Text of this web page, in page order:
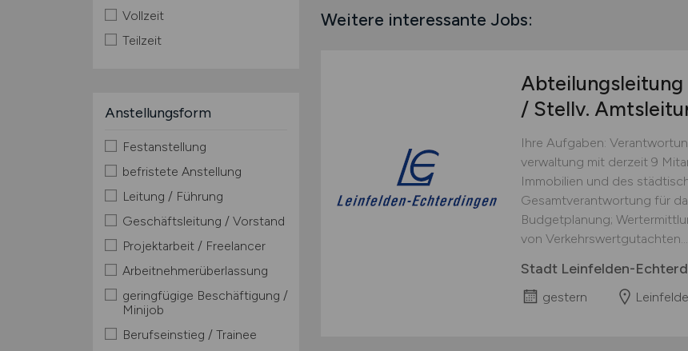
Vollzeit
Teilzeit
Anstellungsform
Festanstellung
befristete Anstellung
Leitung / Führung
Geschäftsleitung / Vorstand
Projektarbeit / Freelancer
Arbeitnehmerüberlassung
geringfügige Beschäftigung /
Minijob
Berufseinstieg / Trainee
Weitere interessante Jobs:
/ Stellv.
Ihre Aufgaben:
verwaltung mit derzeit 9
Immobilien und des
Gesamtverantwortung für
Budget­planung;
von Verkehrswert­gutachten...
Stadt Leinfelden-
gestern